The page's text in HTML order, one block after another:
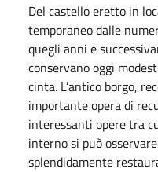
Del castello eretto in
temporaneo dalle
quegli anni e
conservano oggi
cinta. L’antico borgo,
importante opera di
interessanti opere tra
interno si può
splendidamente